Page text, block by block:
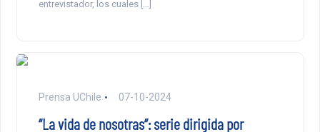
entrevistador, los cuales […]
Prensa UChile 07-10-2024
“La vida de nosotras”: serie dirigida por